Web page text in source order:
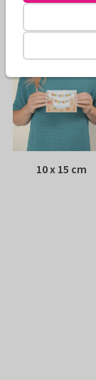
Adres:
Formaten
10 x 15 cm